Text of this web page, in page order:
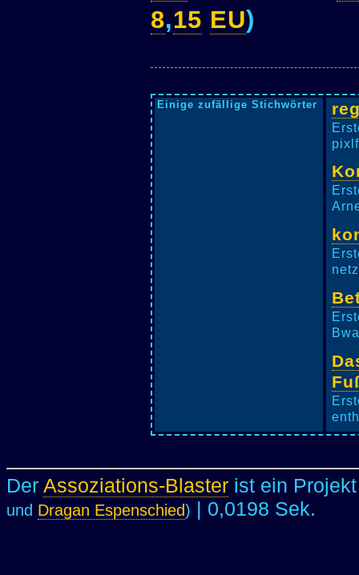
8,15 EU)
Einige zufällige Stichwörter
Der Assoziations-Blaster ist ein
und Dragan Espenschied) | 0,0198 Sek.